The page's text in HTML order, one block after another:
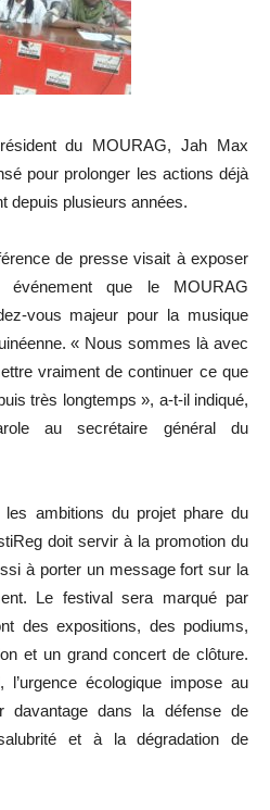
du MOURAG, Jah Max
pour prolonger les actions déjà
depuis plusieurs années.
de presse visait à exposer
événement que le MOURAG
vous majeur pour la musique
« Nous sommes là avec
vraiment de continuer ce que
très longtemps », a-t-il indiqué,
au secrétaire général du
les ambitions du projet phare du
doit servir à la promotion du
à porter un message fort sur la
Le festival sera marqué par
des expositions, des podiums,
et un grand concert de clôture.
l’urgence écologique impose au
davantage dans la défense de
et à la dégradation de